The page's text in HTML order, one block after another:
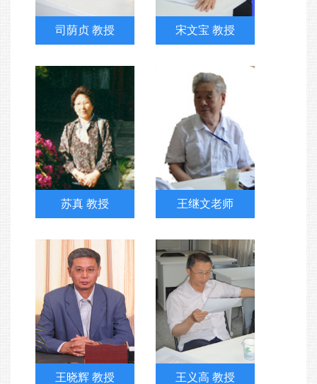
司荫贞 教授 宋文宝 教授
苏真 教授 王继文老师
王晓辉 教授 王义高 教授